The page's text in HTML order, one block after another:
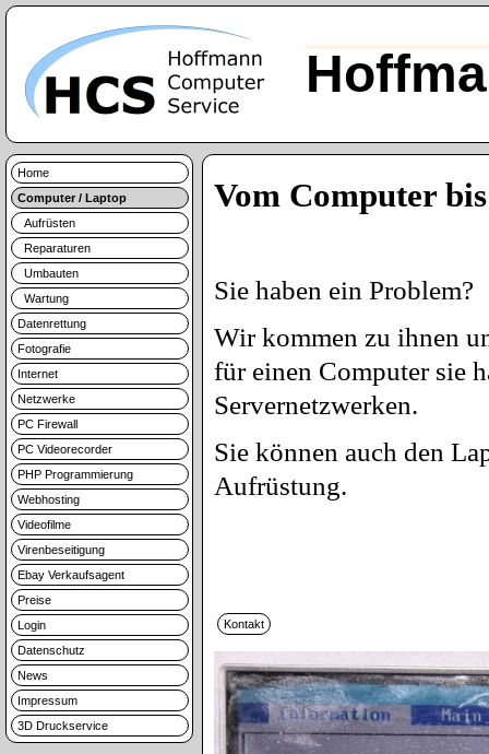
Home
Computer / Laptop
Aufrüsten
Reparaturen
Umbauten
Wartung
Datenrettung
Fotografie
Internet
Netzwerke
PC Firewall
PC Videorecorder
PHP Programmierung
Webhosting
Videofilme
Virenbeseitigung
Ebay Verkaufsagent
Preise
Login
Datenschutz
News
Impressum
3D Druckservice
Vom Computer
Sie haben ein Problem?
Wir kommen zu ihnen
für einen Computer sie
Servernetzwerken.
Sie können auch den
Aufrüstung.